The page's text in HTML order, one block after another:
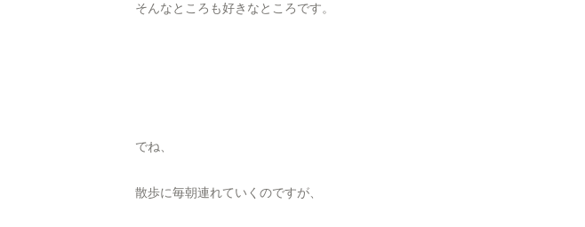
そんなところも好きなところです。
でね、
散歩に毎朝連れていくのですが、